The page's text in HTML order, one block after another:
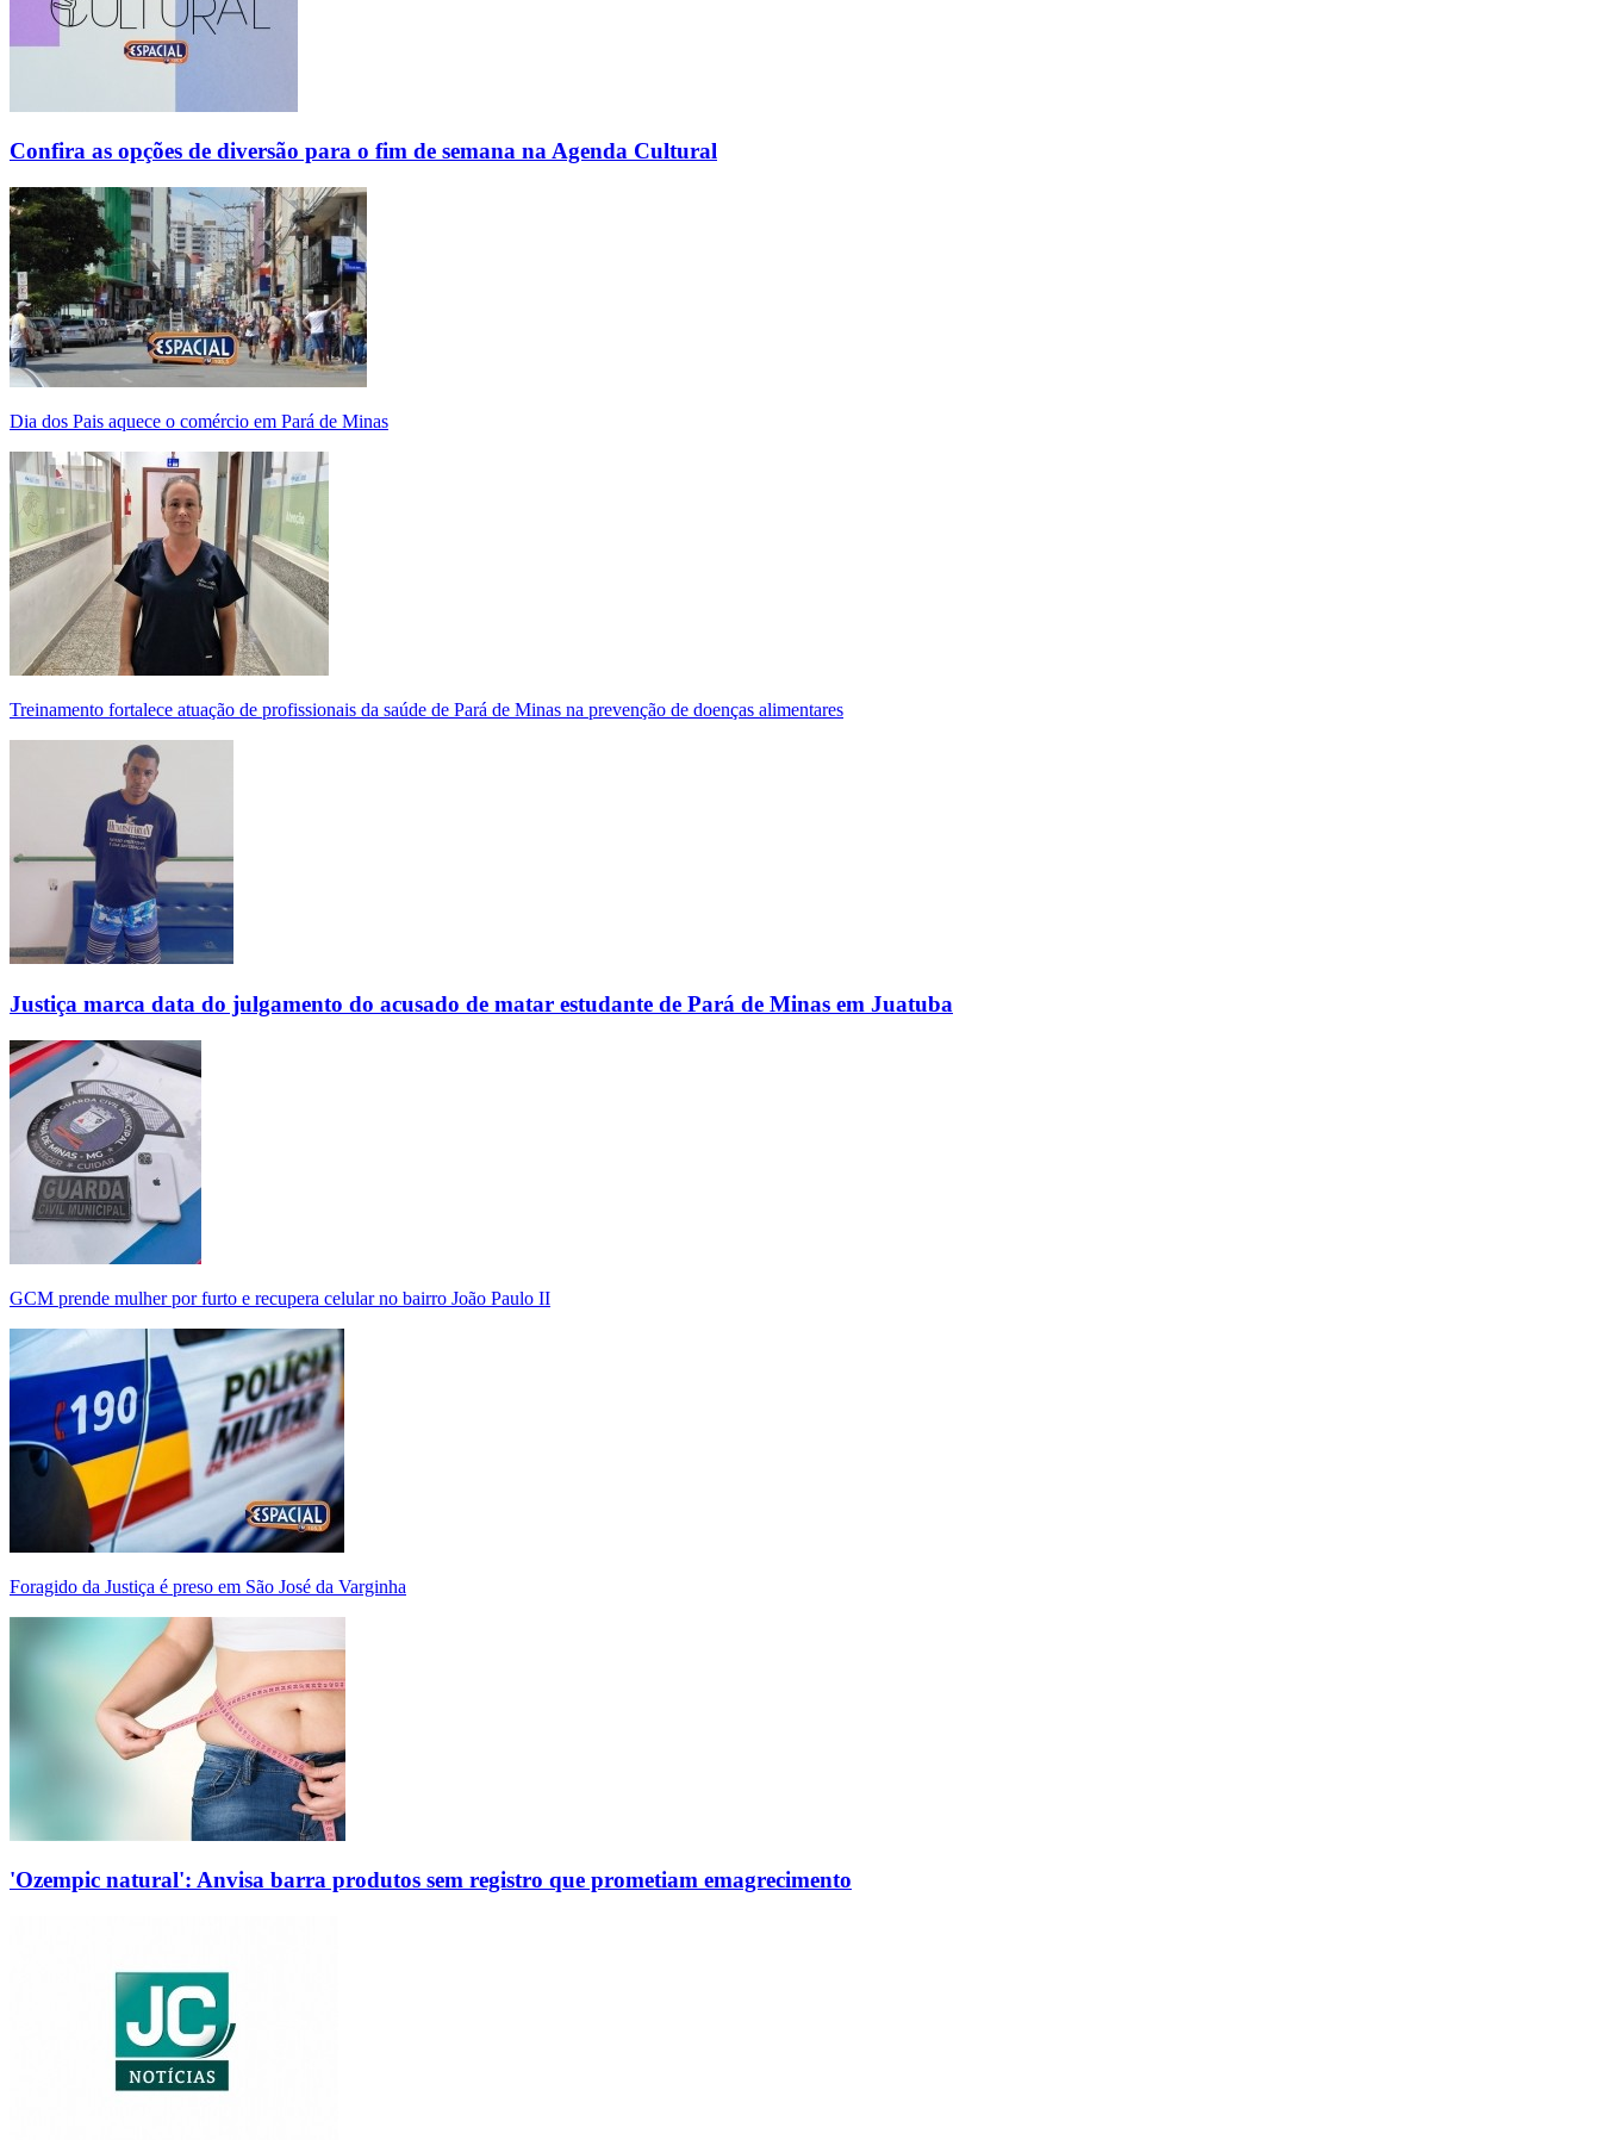
Confira as opções de diversão para o fim de semana na Agenda Cultural
Dia dos Pais aquece o comércio em Pará de Minas
Treinamento fortalece atuação de profissionais da saúde de Pará de Minas na prevenção de doenças alimentares
Justiça marca data do julgamento do acusado de matar estudante de Pará de Minas em Juatuba
GCM prende mulher por furto e recupera celular no bairro João Paulo II
Foragido da Justiça é preso em São José da Varginha
'Ozempic natural': Anvisa barra produtos sem registro que prometiam emagrecimento